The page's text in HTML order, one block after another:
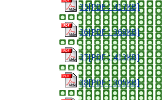
35[PDF：417KB]
36[PDF：368KB]
37[PDF：413KB]
38[PDF：305KB]